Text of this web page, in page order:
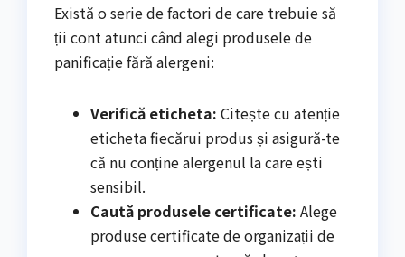
Există o serie de factori de care trebuie să
ții cont atunci când alegi produsele de
panificație fără alergeni:
Verifică eticheta: Citește cu atenție
eticheta fiecărui produs și asigură-te
că nu conține alergenul la care ești
sensibil.
Caută produsele certificate: Alege
produse certificate de organizații de